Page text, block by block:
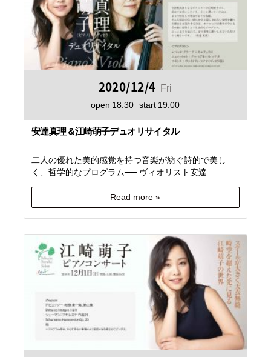
2020/12/4 Fri
open 18:30 start 19:00
安達真理＆江崎萌子デュオリサイタル
二人の優れた美的感覚を持つ音楽が紡ぐ詩的で美し
く、哲学的なプログラム── ヴィオリスト安達…
Read more »